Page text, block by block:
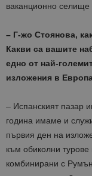
ваканционно селище
– Г-жо Стоянова,
Какви са вашите
едно от най-
изложения в
– Испанският пазар
година имаме и
първия ден на
към обиколни турове
комбинирани с